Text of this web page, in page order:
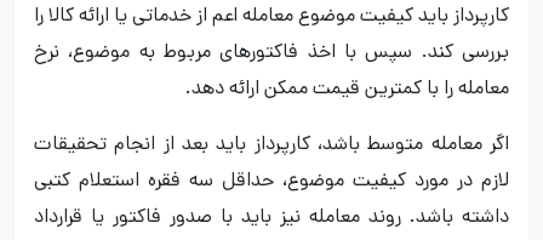
کارپرداز باید کیفیت موضوع معامله اعم از خدماتی یا ارائه کالا را
بررسی کند. سپس با اخذ فاکتورهای مربوط به موضوع، نرخ
معامله را با کمترین قیمت ممکن ارائه دهد.
اگر معامله متوسط باشد، کارپرداز باید بعد از انجام تحقیقات
لازم در مورد کیفیت موضوع، حداقل سه فقره استعلام کتبی
داشته باشد. روند معامله نیز باید با صدور فاکتور یا قرارداد